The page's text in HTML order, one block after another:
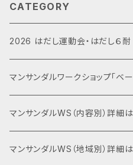
CATEGORY
2026 はだし運動会・はだし６耐
運動会エントリー
６耐＋運動会エントリー
キャンプファイヤー・夕食BBQ・
マンサンダルワークショップ「ベー
マンサンダルWS（内容別）詳細
ベーシック（入門編）
マンサンダルWS（地域別）詳細